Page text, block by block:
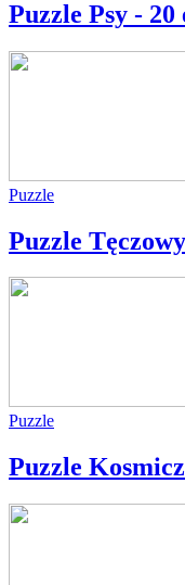
Puzzle Psy - 20
Puzzle
Puzzle
Puzzle
Puzzle